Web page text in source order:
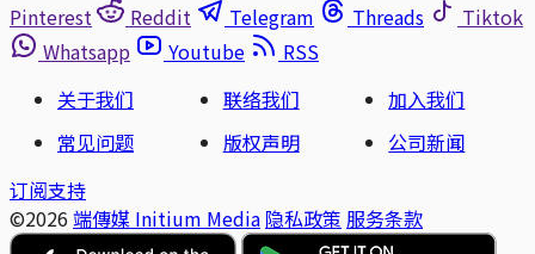
Pinterest
Reddit Telegram Threads
Tiktok
Whatsapp
Youtube
RSS
关于我们
联络我们
加入我们
常见问题
版权声明
公司新闻
订阅支持
©2026 端傳媒 Initium Media 隐私政策 服务条款